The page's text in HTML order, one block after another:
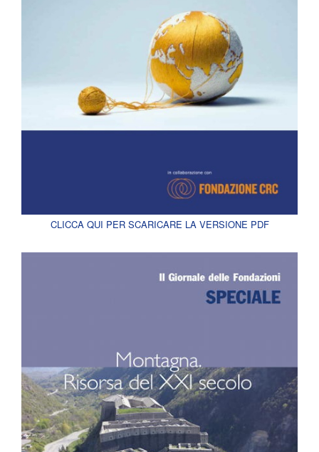
CLICCA QUI PER SCARICARE LA VERSIONE PDF